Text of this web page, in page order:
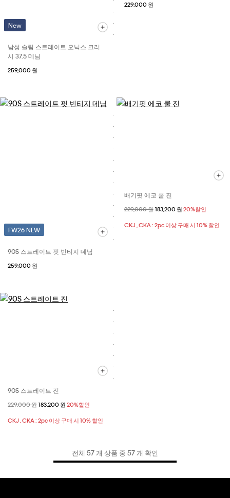
New
남성 슬림 스트레이트 오닉스 크러
시 37.5 데님
259,000 원
229,000 원
FW26 NEW
90S 스트레이트 핏 빈티지 데님
259,000 원
배기핏 에코 쿨 진
할인 전 가격
229,000 원할인된 가격
183,200 원 20%할인
CKJ , CKA : 2pc 이상 구매 시 10% 할인
90S 스트레이트 진
할인 전 가격
229,000 원 할인된 가격
183,200 원 20%할인
CKJ , CKA : 2pc 이상 구매 시 10% 할인
전체 57 개 상품 중 57 개 확인